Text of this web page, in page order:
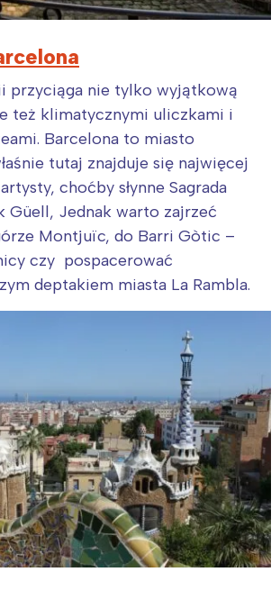
przyciąga nie tylko wyjątkową
też klimatycznymi uliczkami i
Barcelona to miasto
tutaj znajduje się najwięcej
choćby słynne Sagrada
Güell, Jednak warto zajrzeć
Montjuïc, do Barri Gòtic –
czy pospacerować
deptakiem miasta La Rambla.